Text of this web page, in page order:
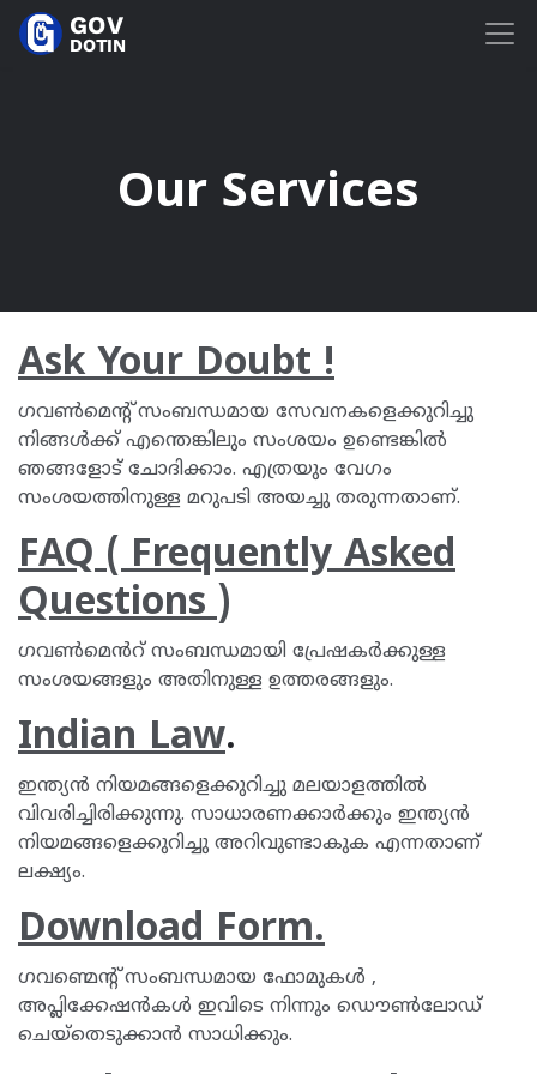
Our Services
Ask Your Doubt !
ഗവൺമെന്റ് സംബന്ധമായ സേവനകളെക്കുറിച്ചു
നിങ്ങൾക്ക് എന്തെങ്കിലും സംശയം ഉണ്ടെങ്കിൽ
ഞങ്ങളോട് ചോദിക്കാം. എത്രയും വേഗം
സംശയത്തിനുള്ള മറുപടി അയച്ചു തരുന്നതാണ്.
FAQ ( Frequently Asked
Questions )
ഗവൺമെൻറ് സംബന്ധമായി പ്രേഷകർക്കുള്ള
സംശയങ്ങളും അതിനുള്ള ഉത്തരങ്ങളും.
Indian Law.
ഇന്ത്യൻ നിയമങ്ങളെക്കുറിച്ചു മലയാളത്തിൽ
വിവരിച്ചിരിക്കുന്നു. സാധാരണക്കാർക്കും ഇന്ത്യൻ
നിയമങ്ങളെക്കുറിച്ചു അറിവുണ്ടാകുക എന്നതാണ്
ലക്ഷ്യം.
Download Form.
ഗവണ്മെന്റ് സംബന്ധമായ ഫോമുകൾ ,
അപ്ലിക്കേഷൻകൾ ഇവിടെ നിന്നും ഡൌൺലോഡ്
ചെയ്തെടുക്കാൻ സാധിക്കും.